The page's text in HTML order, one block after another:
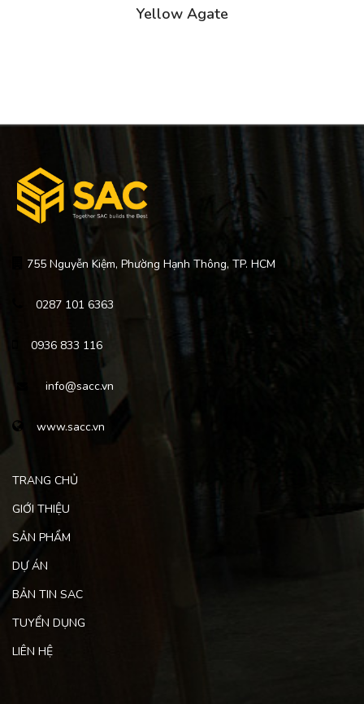
Yellow Agate
755 Nguyễn Kiệm, Phường Hạnh Thông, TP. HCM
0287 101 6363
0936 833 116
info@sacc.vn
www.sacc.vn
TRANG CHỦ
GIỚI THIỆU
SẢN PHẨM
DỰ ÁN
BẢN TIN SAC
TUYỂN DỤNG
LIÊN HỆ